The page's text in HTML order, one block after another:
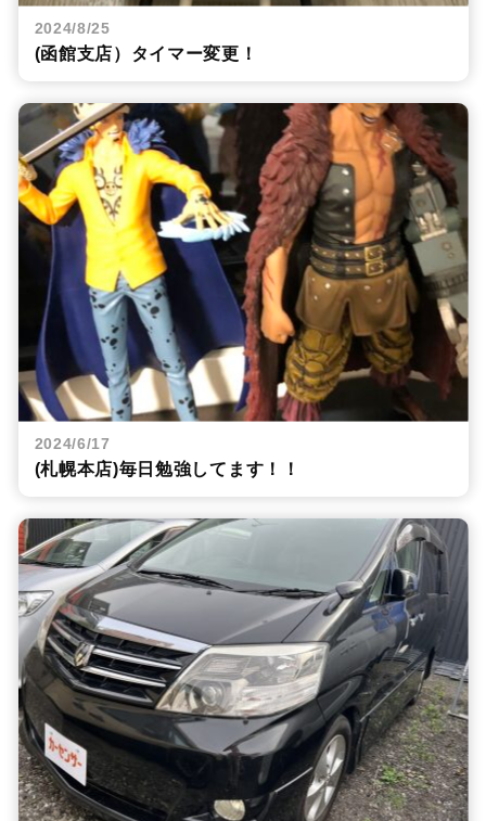
2024/8/25
(函館支店）タイマー変更！
2024/6/17
(札幌本店)毎日勉強してます！！